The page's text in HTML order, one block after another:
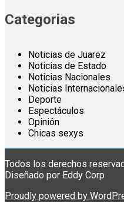
Categorias
Noticias de Juarez
Noticias de Estado
Noticias Nacionales
Noticias
Deporte
Espectáculos
Opinión
Chicas sexys
Todos los derechos
Diseñado por Eddy Corp
Proudly powered by